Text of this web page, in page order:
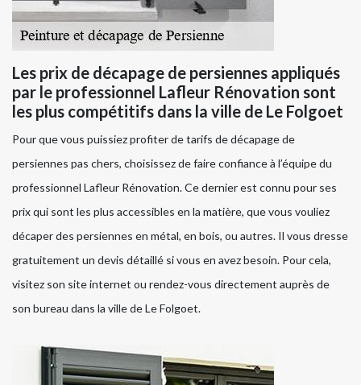
Les prix de décapage de persiennes appliqués
par le professionnel Lafleur Rénovation sont
les plus compétitifs dans la ville de Le Folgoet
Pour que vous puissiez profiter de tarifs de décapage de
persiennes pas chers, choisissez de faire confiance à l’équipe du
professionnel Lafleur Rénovation. Ce dernier est connu pour ses
prix qui sont les plus accessibles en la matière, que vous vouliez
décaper des persiennes en métal, en bois, ou autres. Il vous dresse
gratuitement un devis détaillé si vous en avez besoin. Pour cela,
visitez son site internet ou rendez-vous directement auprès de
son bureau dans la ville de Le Folgoet.